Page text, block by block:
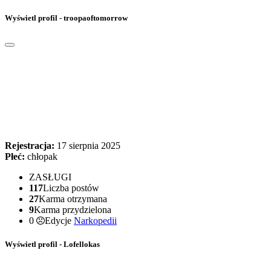
Wyświetl profil - troopaoftomorrow
Rejestracja: 17 sierpnia 2025
Płeć: chłopak
ZASŁUGI
117Liczba postów
27Karma otrzymana
9Karma przydzielona
0
Edycje Narkopedii
Wyświetl profil - Lofellokas